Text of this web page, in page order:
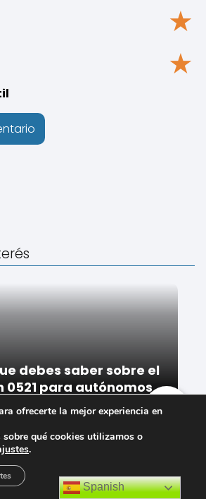
★
★
debes saber sobre el
0521 para autónomos
Spanish
ofrecerte la mejor experiencia en
sobre qué cookies utilizamos o
.